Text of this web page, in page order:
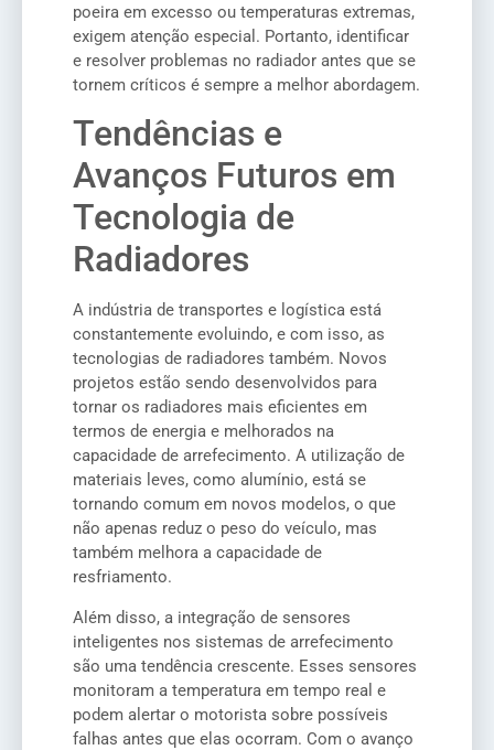
poeira em excesso ou temperaturas extremas,
exigem atenção especial. Portanto, identificar
e resolver problemas no radiador antes que se
tornem críticos é sempre a melhor abordagem.
Tendências e
Avanços Futuros em
Tecnologia de
Radiadores
A indústria de transportes e logística está
constantemente evoluindo, e com isso, as
tecnologias de radiadores também. Novos
projetos estão sendo desenvolvidos para
tornar os radiadores mais eficientes em
termos de energia e melhorados na
capacidade de arrefecimento. A utilização de
materiais leves, como alumínio, está se
tornando comum em novos modelos, o que
não apenas reduz o peso do veículo, mas
também melhora a capacidade de
resfriamento.
Além disso, a integração de sensores
inteligentes nos sistemas de arrefecimento
são uma tendência crescente. Esses sensores
monitoram a temperatura em tempo real e
podem alertar o motorista sobre possíveis
falhas antes que elas ocorram. Com o avanço